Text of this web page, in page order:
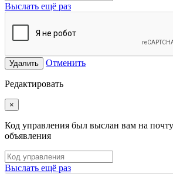
Выслать ещё раз
Удалить Отменить
Редактировать
×
Код управления был выслан вам на
объявления
Выслать ещё раз